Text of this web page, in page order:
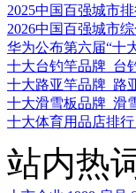
2025中国百强城市
2026中国百强城市
华为公布第六届“十
十大台钓竿品牌_台
十大路亚竿品牌_路
十大滑雪板品牌_滑
十大体育用品店排
站内热